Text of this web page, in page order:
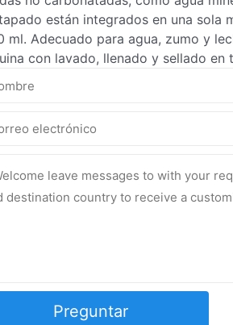
están integrados en una sola
ml. Adecuado para agua, zumo y
con lavado, llenado y sellado en
Preguntar